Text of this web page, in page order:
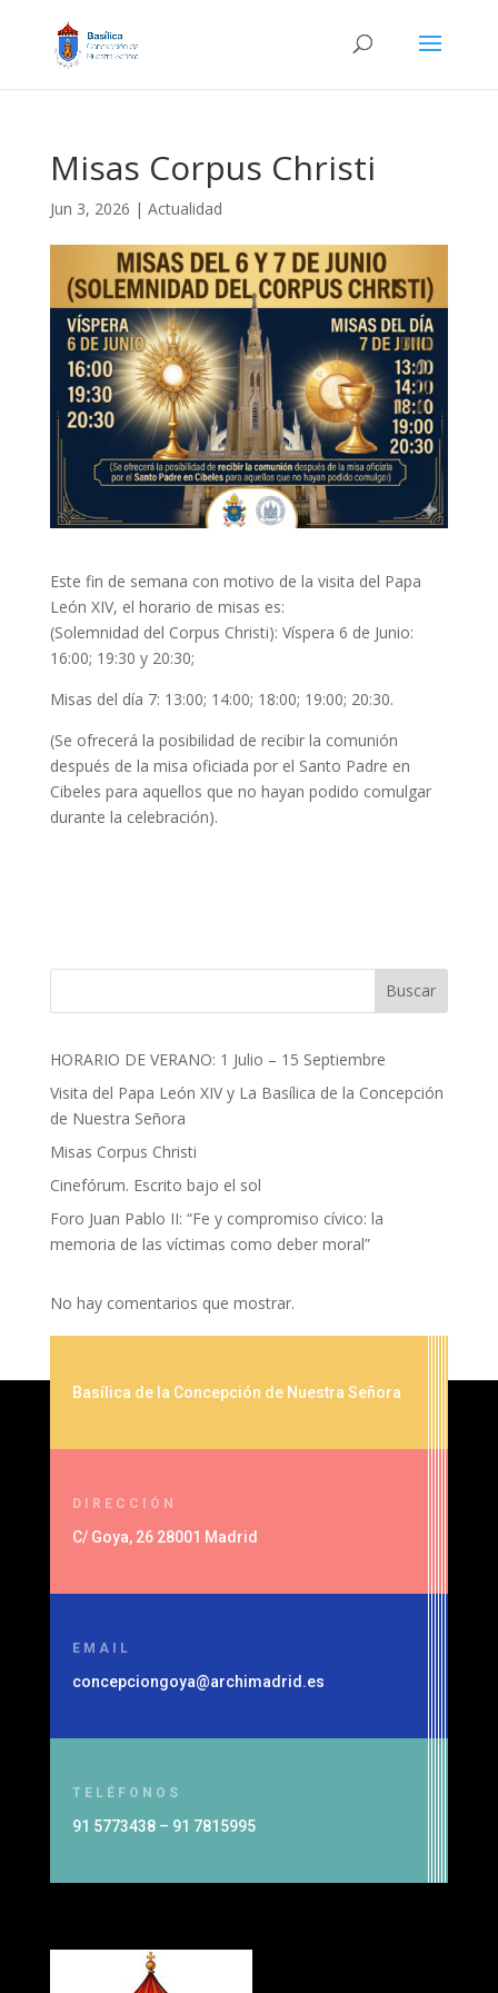
Misas Corpus Christi
Jun 3, 2026 | Actualidad
Este fin de semana con motivo de la visita del Papa
León XIV, el horario de misas es:
(Solemnidad del Corpus Christi): Víspera 6 de Junio:
16:00; 19:30 y 20:30;
Misas del día 7: 13:00; 14:00; 18:00; 19:00; 20:30.
(Se ofrecerá la posibilidad de recibir la comunión
después de la misa oficiada por el Santo Padre en
Cibeles para aquellos que no hayan podido comulgar
durante la celebración).
Buscar
HORARIO DE VERANO: 1 Julio – 15 Septiembre
Visita del Papa León XIV y La Basílica de la Concepción
de Nuestra Señora
Misas Corpus Christi
Cinefórum. Escrito bajo el sol
Foro Juan Pablo II: “Fe y compromiso cívico: la
memoria de las víctimas como deber moral”
No hay comentarios que mostrar.
Basílica de la Concepción de Nuestra Señora
DIRECCIÓN
C/ Goya, 26 28001 Madrid
EMAIL
concepciongoya@archimadrid.es
TELÉFONOS
91 5773438 – 91 7815995